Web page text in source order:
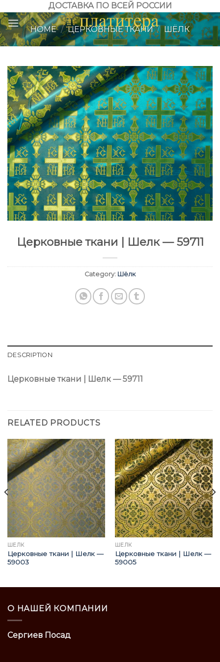
to
content
ДОСТАВКА ПО ВСЕЙ РОССИИ
HOME / ЦЕРКОВНЫЕ ТКАНИ / ШЁЛК
Церковные ткани | Шелк — 59711
Category: Шёлк
DESCRIPTION
Церковные ткани | Шелк — 59711
RELATED PRODUCTS
ШЁЛК
Церковные ткани | Шелк —
59003
ШЁЛК
Церковные ткани | Шелк —
59005
О НАШЕЙ КОМПАНИИ
Сергиев Посад